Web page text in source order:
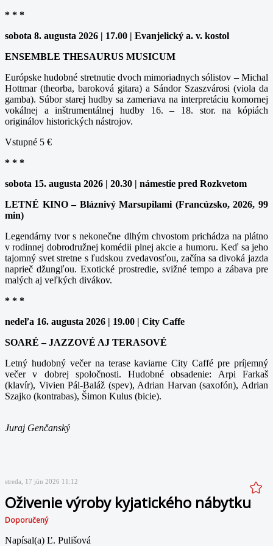
* * *
sobota 8. augusta 2026 | 17.00 | Evanjelický a. v. kostol
ENSEMBLE THESAURUS MUSICUM
Európske hudobné stretnutie dvoch mimoriadnych sólistov – Michal
Hottmar (theorba, baroková gitara) a Sándor Szaszvárosi (viola da
gamba). Súbor starej hudby sa zameriava na interpretáciu komornej
vokálnej a inštrumentálnej hudby 16. – 18. stor. na kópiách
originálov historických nástrojov.
Vstupné 5 €
* * *
sobota 15. augusta 2026 | 20.30 | námestie pred Rozkvetom
LETNÉ KINO – Bláznivý Marsupilami (Francúzsko, 2026, 99
min)
Legendárny tvor s nekonečne dlhým chvostom prichádza na plátno
v rodinnej dobrodružnej komédii plnej akcie a humoru. Keď sa jeho
tajomný svet stretne s ľudskou zvedavosťou, začína sa divoká jazda
naprieč džungľou. Exotické prostredie, svižné tempo a zábava pre
malých aj veľkých divákov.
* * *
nedeľa 16. augusta 2026 | 19.00 | City Caffe
SOARÉ – JAZZOVÉ AJ TERASOVÉ
Letný hudobný večer na terase kaviarne City Caffé pre príjemný
večer v dobrej spoločnosti. Hudobné obsadenie: Arpi Farkaš
(klavír), Vivien Pál-Baláž (spev), Adrian Harvan (saxofón), Adrian
Szajko (kontrabas), Šimon Kulus (bicie).
Juraj Genčanský
streda, 17 jún 2026 11:12
Oživenie výroby kyjatického nábytku
Doporučený
Napísal(a) Ľ. Pulišová